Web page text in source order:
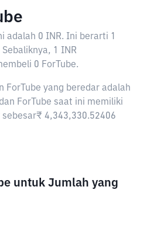
adalah 0 INR. Ini berarti 1
1 INR
0 ForTube.
ForTube yang beredar adalah
ForTube saat ini memiliki
4,343,330.52406
untuk Jumlah yang